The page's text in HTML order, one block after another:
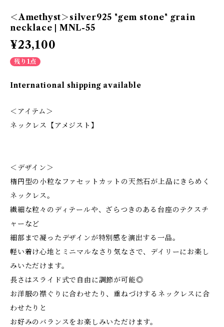
＜Amethyst＞silver925 "gem stone" grain
necklace | MNL-55
¥23,100
残り1点
International shipping available
＜アイテム＞
ネックレス【アメジスト】
＜デザイン＞
楕円型の小粒なファセットカットの天然石が上品にきらめく
ネックレス。
繊細な粒々のディテールや、ざらつきのある台座のテクスチ
ャーなど
細部まで凝ったデザインが特別感を演出する一品。
軽い着け心地とミニマルなさり気なさで、デイリーにお楽し
みいただけます。
長さはスライド式で自由に調節が可能◎
お洋服の襟ぐりに合わせたり、重ねづけするネックレスに合
わせたりと
お好みのバランスをお楽しみいただけます。